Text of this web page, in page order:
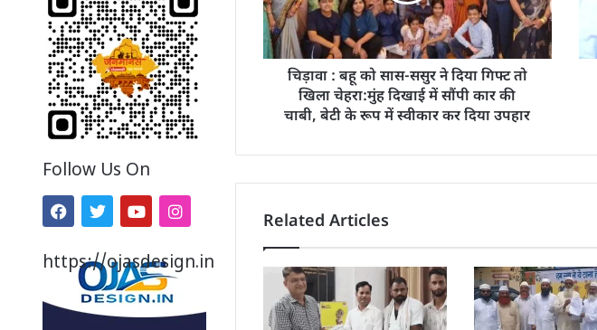
Follow Us On
https://ojasdesign.in
चिड़ावा : बहू को सास-ससुर ने दिया गिफ्ट तो
खिला चेहरा:मुंह दिखाई में सौंपी कार की
चाबी, बेटी के रूप में स्वीकार कर दिया उपहार
Related Articles